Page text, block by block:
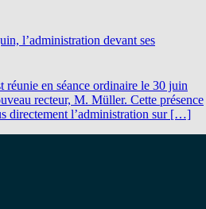
l’administration devant ses
réunie en séance ordinaire le 30 juin
recteur, M. Müller. Cette présence
directement l’administration sur […]